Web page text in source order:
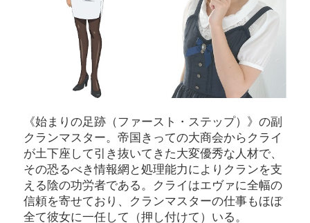
《始まりの足跡（ファースト・ステップ）》の副
クランマスター。帝国きっての大商会からクライ
が土下座して引き抜いてきた大変優秀な人材で、
その恐るべき情報網と処理能力によりクランを支
える陰の功労者である。クライはエヴァに全幅の
信頼を寄せており、クランマスターの仕事もほぼ
全て彼女に一任して（押し付けて）いる。